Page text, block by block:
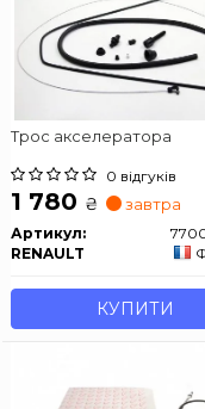
Трос акселератора
0 відгуків
1 780 ₴ завтра
Артикул:
RENAULT
КУПИТИ